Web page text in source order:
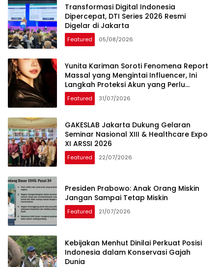
Transformasi Digital Indonesia
Dipercepat, DTI Series 2026 Resmi
Digelar di Jakarta
Featured 05/08/2026
Yunita Kariman Soroti Fenomena Report
Massal yang Mengintai Influencer, Ini
Langkah Proteksi Akun yang Perlu
Diketahui
Featured 31/07/2026
GAKESLAB Jakarta Dukung Gelaran
Seminar Nasional XIII & Healthcare Expo
XI ARSSI 2026
Featured 22/07/2026
Presiden Prabowo: Anak Orang Miskin
Jangan Sampai Tetap Miskin
Featured 21/07/2026
Kebijakan Menhut Dinilai Perkuat Posisi
Indonesia dalam Konservasi Gajah
Dunia